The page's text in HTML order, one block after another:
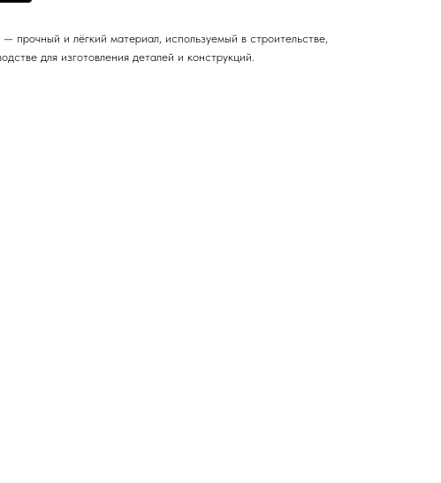
прочный и лёгкий материал, используемый в строительстве,
для изготовления деталей и конструкций.